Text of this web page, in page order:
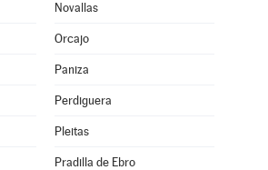
Novallas
Orcajo
Paniza
Perdiguera
Pleitas
Pradilla de Ebro